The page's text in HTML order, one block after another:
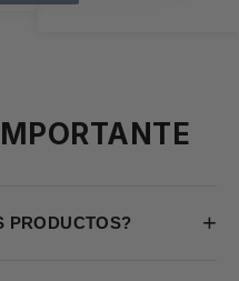
PRODUCTOS? +